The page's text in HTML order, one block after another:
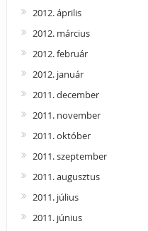
2012. április
2012. március
2012. február
2012. január
2011. december
2011. november
2011. október
2011. szeptember
2011. augusztus
2011. július
2011. június